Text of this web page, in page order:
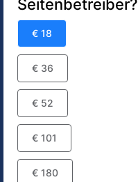
Seitenbetreiber?
€ 18
€ 36
€ 52
€ 101
€ 180